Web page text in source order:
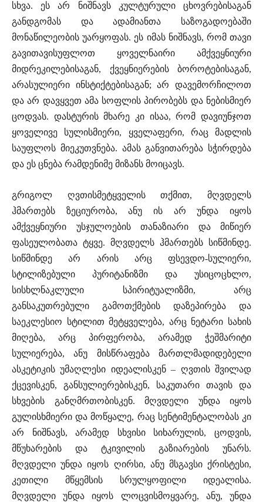
სხვა. ეს არ ნიშნავს კულტურული ცხოვრებისაგან
განდგომას და ადამიანთა საზოგადოებაში
მონაწილეობის უარყოფას. ეს იმას ნიშნავს, რომ თავი
გავითავისუფლოთ ყოველნაირი ამქვეყნიური
მიდრეკილებისაგან, ქვეყნიერების ბოროტებისაგან,
არასულიერი ინსტიქტებისაგან; არ დავემორჩილოთ
და არ დავყვეთ ამა სოფლის პირობებს და ნებისმიერ
ცოდვას. დასტურის მხარე კი ისაა, რომ დავიუნჯოთ
ყოველივე სულისმიერი, ყველაფერი, რაც მადლის
საუფლოს მიეკუთვნება. ამას განვითარება სჭირდება
და ეს ცნება რამდენიმე მიზანს მოიცავს.
გრიგოლ ღვთისმეტყველის თქმით, მღვდელს
ჰმართებს ზეციურობა, ანუ ის არ უნდა იყოს
ამქვეყნიური უსჯულოების თანაზიარი და მიწიერ
ფასეულობათა ტყვე. მღვდელს ჰმართებს სიწმინდე.
სიწმინდე არ არის არც ფსევდო-სულიერი,
სტილიზებული პურიტანიზმი და უსიცოცხლო,
სისხლნაკლული სპირიტუალიზმი, არც
განსაკუთრებული გამოთქმების დაზეპირება და
საეკლესიო სტილით მეტყველება, არც ნეტარი სახის
მიღება, არც პირფერობა, არამედ ჭეშმარიტი
სულიერება, ანუ მისწრაფება მართლმადიდებელი
ასკეტიკის უმაღლესი იდეალისკენ – ღვთის შვილად
ქცევისკენ, განსულიერებისკენ, საკუთარი თავის და
სხვების განღმრთობისკენ. მღვდელი უნდა იყოს
გულისხმიერი და მოწყალე, რაც სენტიმენტალობას კი
არ ნიშნავს, არამედ სხვისი სიხარულის, ცოდვის,
მწუხარების და ტკივილის გაზიარების უნარს.
მღვდელი უნდა იყოს ღირსი, ანუ მსგავსი ქრისტესი,
კეთილი მწყემსის სრულყოფილი იდეალისა.
მღვდელი უნდა იყოს ლოცვისმოყვარე, ანუ, უნდა